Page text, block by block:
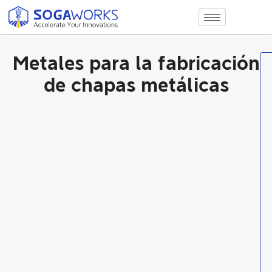
Metales para la fabricación
de chapas metálicas